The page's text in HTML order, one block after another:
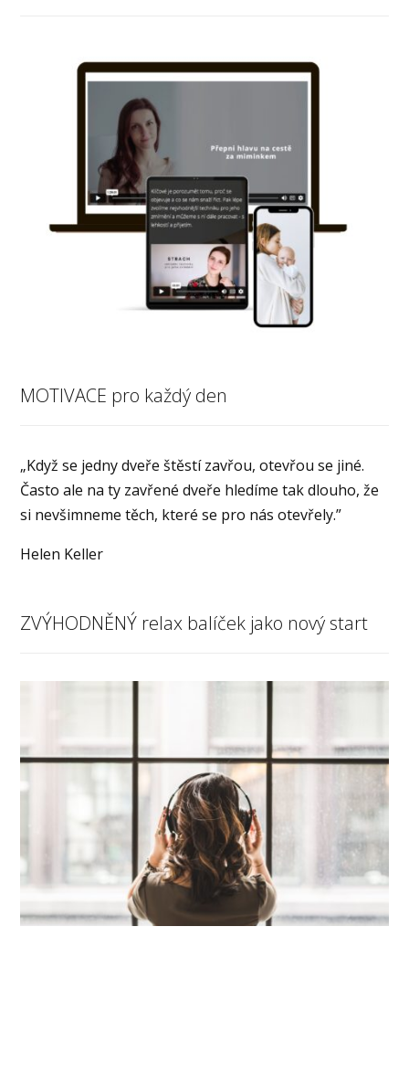
MOTIVACE pro každý den
„Když se jedny dveře štěstí zavřou, otevřou se jiné.
Často ale na ty zavřené dveře hledíme tak dlouho, že
si nevšimneme těch, které se pro nás otevřely.”
Helen Keller
ZVÝHODNĚNÝ relax balíček jako nový start